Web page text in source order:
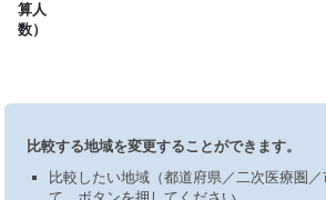
算人
数）
比較する地域を変更することができます。
比較したい地域（都道府県／二次医療圏